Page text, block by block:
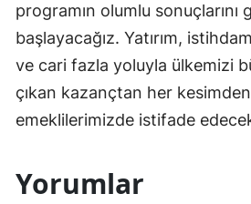
programın olumlu sonuçlarını
başlayacağız. Yatırım,
ve cari fazla yoluyla ülkemizi
çıkan kazançtan her kesimden
emeklilerimizde istifade
Yorumlar